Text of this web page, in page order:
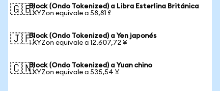
🇬🇧Block (Ondo Tokenized) a Libra Esterlina Británica
1 XYZon equivale a 58,81 £
🇯🇵Block (Ondo Tokenized) a Yen japonés
1 XYZon equivale a 12.607,72 ¥
🇨🇳Block (Ondo Tokenized) a Yuan chino
1 XYZon equivale a 535,54 ¥